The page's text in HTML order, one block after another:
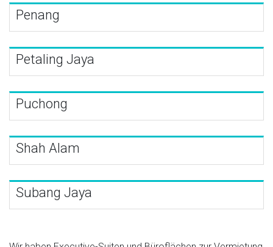
Penang
Petaling Jaya
Puchong
Shah Alam
Subang Jaya